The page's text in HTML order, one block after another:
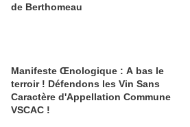
de Berthomeau
Manifeste Œnologique : A bas le
terroir ! Défendons les Vin Sans
Caractère d'Appellation Commune
VSCAC !